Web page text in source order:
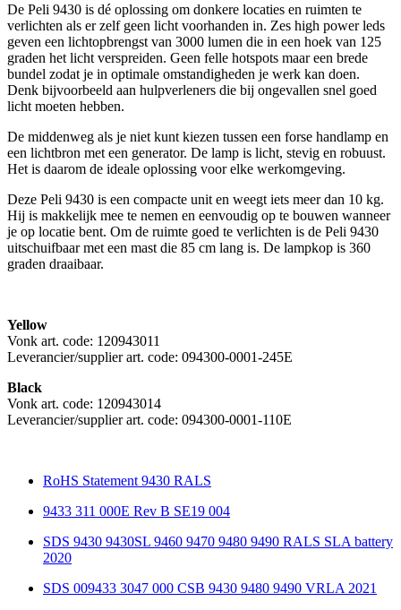
De Peli 9430 is dé oplossing om donkere locaties en ruimten te
verlichten als er zelf geen licht voorhanden in. Zes high power leds
geven een lichtopbrengst van 3000 lumen die in een hoek van 125
graden het licht verspreiden. Geen felle hotspots maar een brede
bundel zodat je in optimale omstandigheden je werk kan doen.
Denk bijvoorbeeld aan hulpverleners die bij ongevallen snel goed
licht moeten hebben.
De middenweg als je niet kunt kiezen tussen een forse handlamp en
een lichtbron met een generator. De lamp is licht, stevig en robuust.
Het is daarom de ideale oplossing voor elke werkomgeving.
Deze Peli 9430 is een compacte unit en weegt iets meer dan 10 kg.
Hij is makkelijk mee te nemen en eenvoudig op te bouwen wanneer
je op locatie bent. Om de ruimte goed te verlichten is de Peli 9430
uitschuifbaar met een mast die 85 cm lang is. De lampkop is 360
graden draaibaar.
Yellow
Vonk art. code: 120943011
Leverancier/supplier art. code: 094300-0001-245E
Black
Vonk art. code: 120943014
Leverancier/supplier art. code: 094300-0001-110E
RoHS Statement 9430 RALS
9433 311 000E Rev B SE19 004
SDS 9430 9430SL 9460 9470 9480 9490 RALS SLA battery
2020
SDS 009433 3047 000 CSB 9430 9480 9490 VRLA 2021